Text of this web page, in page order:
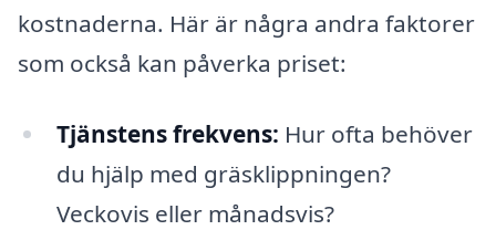
kostnaderna. Här är några andra faktorer
som också kan påverka priset:
Tjänstens frekvens: Hur ofta behöver
du hjälp med gräsklippningen?
Veckovis eller månadsvis?